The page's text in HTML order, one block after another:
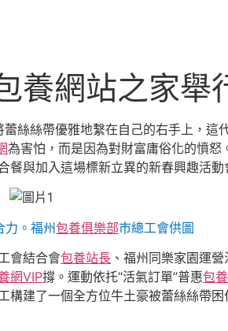
養網站之家舉
絲絲帶優雅地繫在自己的右手上，這
為害怕，而是因為對財富庸俗化的憤
餐與加入這場標新立異的新春興趣活動
力。福州包養俱樂部市總工會供圖
會結合會包養站長 、福州同樂家園運
網VIP撐。運動依托“活氣訂單”普惠包
構建了一個全方位牛土豪被蕾絲絲帶